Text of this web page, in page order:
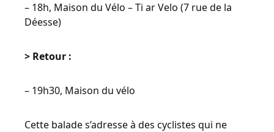
– 18h, Maison du Vélo – Ti ar Velo (7 rue de la
Déesse)
> Retour :
– 19h30, Maison du vélo
Cette balade s’adresse à des cyclistes qui ne